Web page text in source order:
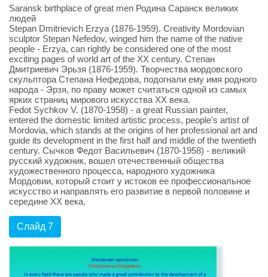
Saransk birthplace of great men Родина Саранск великих
людей
Stepan Dmitrievich Erzya (1876-1959). Creativity Mordovian
sculptor Stepan Nefedov, winged him the name of the native
people - Erzya, can rightly be considered one of the most
exciting pages of world art of the XX century. Степан
Дмитриевич Эрьзя (1876-1959). Творчества мордовского
скульптора Степана Нефедова, подогнали ему имя родного
народа - Эрзя, по праву может считаться одной из самых
ярких страниц мирового искусства XX века.
Fedot Sychkov V. (1870-1958) - a great Russian painter,
entered the domestic limited artistic process, people's artist of
Mordovia, which stands at the origins of her professional art and
guide its development in the first half and middle of the twentieth
century. Сычков Федот Васильевич (1870-1958) - великий
русский художник, вошел отечественный общества
художественного процесса, народного художника
Мордовии, который стоит у истоков ее профессиональное
искусство и направлять его развитие в первой половине и
середине ХХ века.
Слайд 7